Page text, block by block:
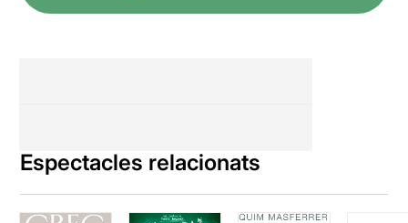
Espectacles relacionats